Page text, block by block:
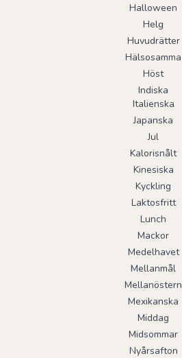
Halloween
Helg
Huvudrätter
Hälsosamma
Höst
Indiska
Italienska
Japanska
Jul
Kalorisnålt
Kinesiska
Kyckling
Laktosfritt
Lunch
Mackor
Medelhavet
Mellanmål
Mellanöstern
Mexikanska
Middag
Midsommar
Nyårsafton